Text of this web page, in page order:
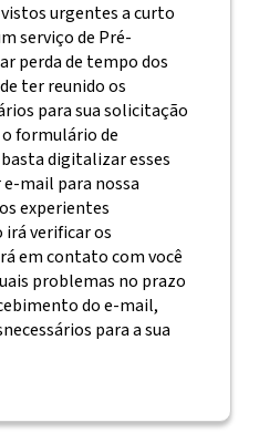
urgentes a curto
serviço de Pré-
perda de tempo dos
ter reunido os
para sua solicitação
formulário de
digitalizar esses
mail para nossa
experientes
irá verificar os
em contato com você
problemas no prazo
do e-mail,
para a sua